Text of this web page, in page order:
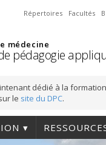
Répertoires Facultés
médecine
pédagogie
dédié à la
le site du DPC.